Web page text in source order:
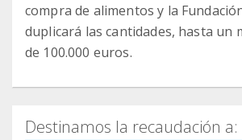
compra de alimentos y la
duplicará las cantidades, hasta un
de 100.000 euros.
Destinamos la recaudación a: